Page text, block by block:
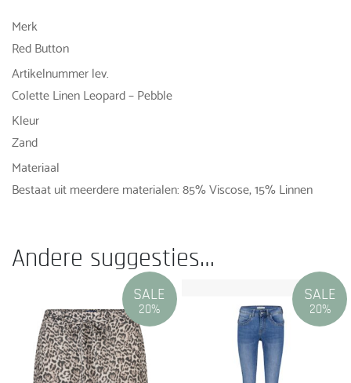
Merk
Red Button
Artikelnummer lev.
Colette Linen Leopard – Pebble
Kleur
Zand
Materiaal
Bestaat uit meerdere materialen: 85% Viscose, 15% Linnen
Andere suggesties…
SALE
20%
SALE
20%